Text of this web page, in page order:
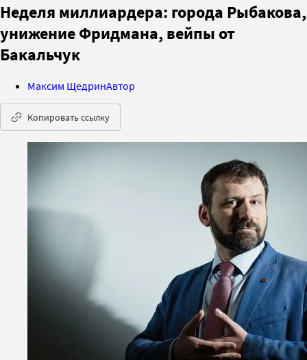
Неделя миллиардера: города Рыбакова,
унижение Фридмана, вейпы от
Бакальчук
Максим ЩедринАвтор
Копировать ссылку